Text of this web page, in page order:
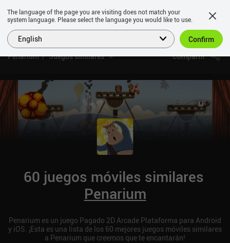
Penarium Juegos similares Compartir
60 juegos móviles similares
Penarium
Penarium es un juego Pagado 2D Arcade Plataforma para Android
y iOS. ¡Esta es una lista de los 60 mejores juegos móviles similares
a Penarium que creemos que te encantarán!
The language of the page you are visiting does not match your
system language. Please select the language you would like to use.
English Confirm